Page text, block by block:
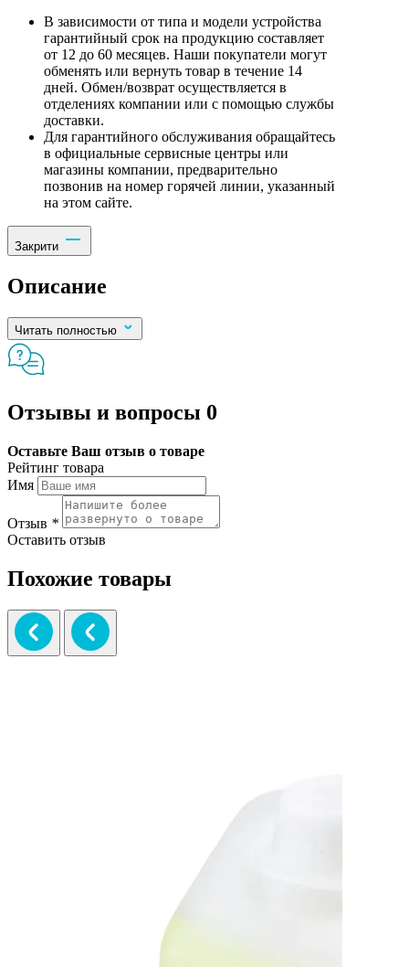
В зависимости от типа и модели устройства
гарантийный срок на продукцию составляет
от 12 до 60 месяцев. Наши покупатели могут
обменять или вернуть товар в течение 14
дней. Обмен/возврат осуществляется в
отделениях компании или с помощью службы
доставки.
Для гарантийного обслуживания обращайтесь
в официальные сервисные центры или
магазины компании, предварительно
позвонив на номер горячей линии, указанный
на этом сайте.
Закрити
Описание
Читать полностью
Отзывы и вопросы 0
Оставьте Ваш отзыв о товаре
Рейтинг товара
Имя
Отзыв *
Оставить отзыв
Похожие товары